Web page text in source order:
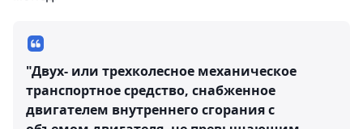
"Двух- или трехколесное механическое
транспортное средство, снабженное
двигателем внутреннего сгорания с